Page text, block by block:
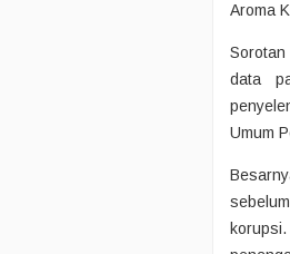
Aroma
data
Umum